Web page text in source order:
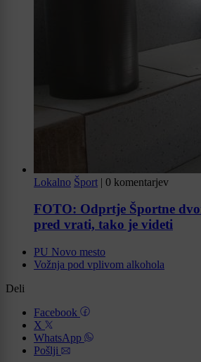
Lokalno Šport | 0 komentarjev
FOTO: Odprtje Športne
pred vrati, tako je videti
PU Novo mesto
Vožnja pod vplivom alkohola
Deli
Facebook
X
WhatsApp
Pošlji